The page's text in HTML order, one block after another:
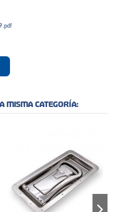
MISMA CATEGORÍA: